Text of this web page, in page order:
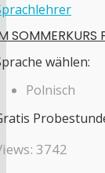
SOMMERKURS
wählen:
Polnisch
3742